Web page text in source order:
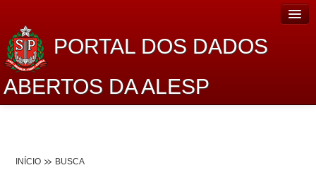
PORTAL DOS DADOS
ABERTOS DA ALESP
INÍCIO BUSCA